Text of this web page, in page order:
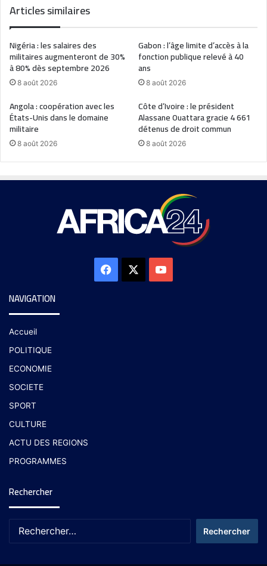
Articles similaires
Nigéria : les salaires des
militaires augmenteront de 30%
à 80% dès septembre 2026
8 août 2026
Gabon : l’âge limite d’accès à la
fonction publique relevé à 40
ans
8 août 2026
Angola : coopération avec les
États-Unis dans le domaine
militaire
8 août 2026
Côte d’Ivoire : le président
Alassane Ouattara gracie 4 661
détenus de droit commun
8 août 2026
NAVIGATION
Accueil
POLITIQUE
ECONOMIE
SOCIETE
SPORT
CULTURE
ACTU DES REGIONS
PROGRAMMES
Rechercher